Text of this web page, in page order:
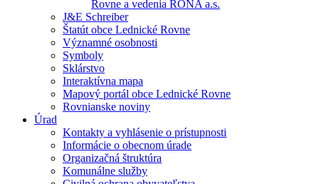
Rovne a vedenia RONA a.s.
J&E Schreiber
Štatút obce Lednické Rovne
Významné osobnosti
Symboly
Sklárstvo
Interaktívna mapa
Mapový portál obce Lednické Rovne
Rovnianske noviny
Úrad
Kontakty a vyhlásenie o prístupnosti
Informácie o obecnom úrade
Organizačná štruktúra
Komunálne služby